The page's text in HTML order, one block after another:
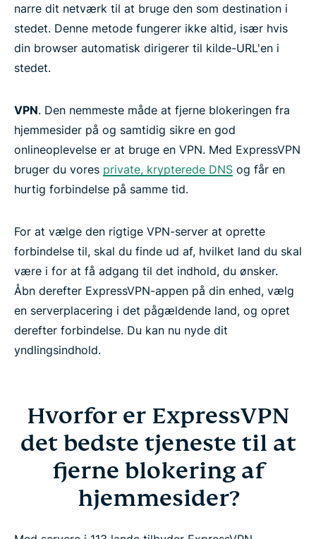
narre dit netværk til at bruge den som destination i
stedet. Denne metode fungerer ikke altid, især hvis
din browser automatisk dirigerer til kilde-URL'en i
stedet.
VPN. Den nemmeste måde at fjerne blokeringen fra
hjemmesider på og samtidig sikre en god
onlineoplevelse er at bruge en VPN. Med ExpressVPN
bruger du vores private, krypterede DNS og får en
hurtig forbindelse på samme tid.
For at vælge den rigtige VPN-server at oprette
forbindelse til, skal du finde ud af, hvilket land du skal
være i for at få adgang til det indhold, du ønsker.
Åbn derefter ExpressVPN-appen på din enhed, vælg
en serverplacering i det pågældende land, og opret
derefter forbindelse. Du kan nu nyde dit
yndlingsindhold.
Hvorfor er ExpressVPN
det bedste tjeneste til at
fjerne blokering af
hjemmesider?